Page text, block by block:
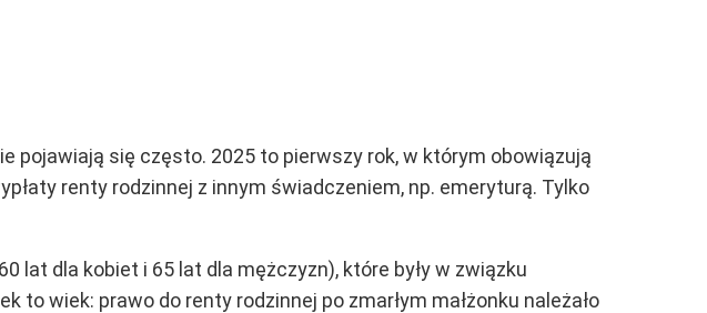
się często. 2025 to pierwszy rok, w którym obowiązują
renty rodzinnej z innym świadczeniem, np. emeryturą. Tylko
lat dla kobiet i 65 lat dla mężczyzn), które były w związku
to wiek: prawo do renty rodzinnej po zmarłym małżonku należało